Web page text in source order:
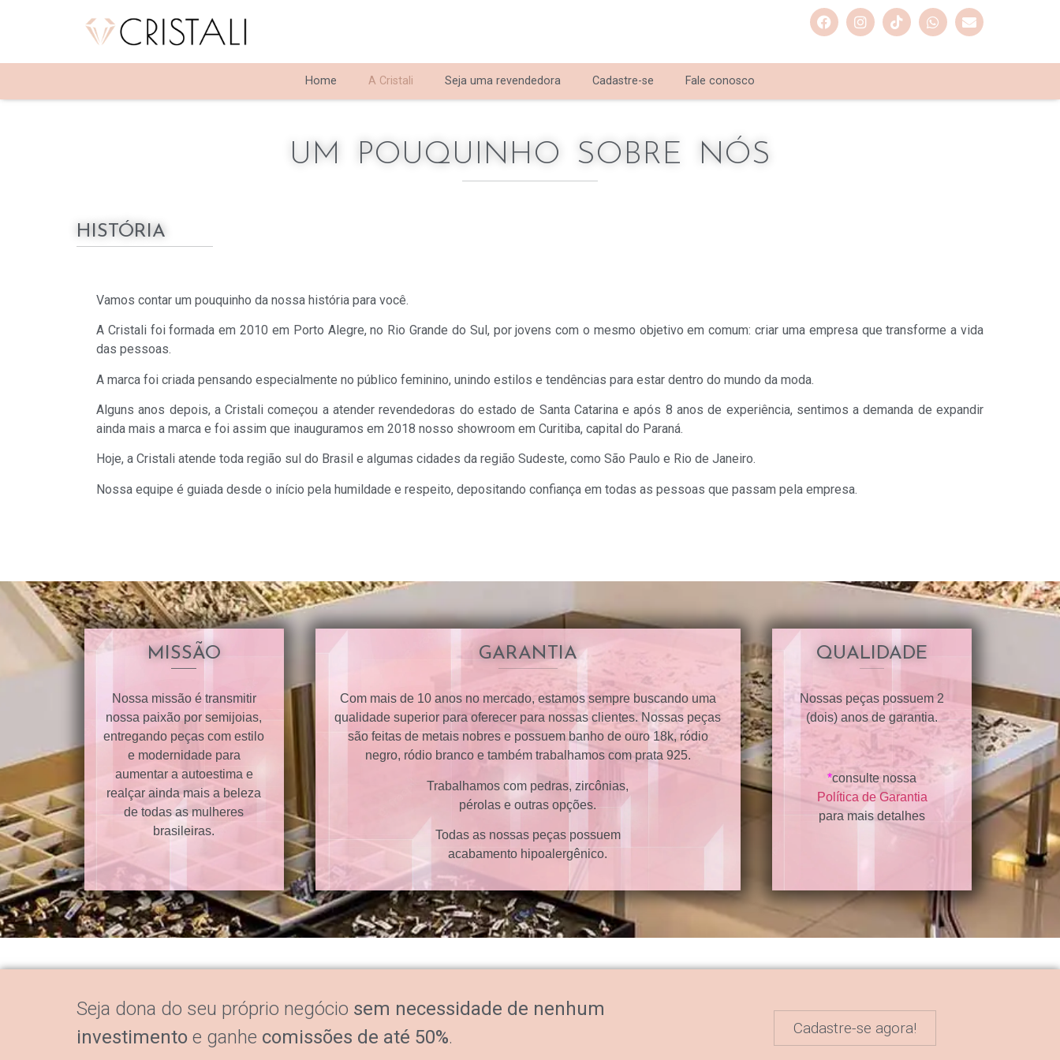
Home A Cristali Seja uma revendedora Cadastre-se Fale conosco
UM POUQUINHO SOBRE NÓS
HISTÓRIA
Vamos contar um pouquinho da nossa história para você.
A Cristali foi formada em 2010 em Porto Alegre, no Rio Grande do Sul, por jovens com o mesmo objetivo em comum: criar uma empresa que transforme a vida
das pessoas.
A marca foi criada pensando especialmente no público feminino, unindo estilos e tendências para estar dentro do mundo da moda.
Alguns anos depois, a Cristali começou a atender revendedoras do estado de Santa Catarina e após 8 anos de experiência, sentimos a demanda de expandir
ainda mais a marca e foi assim que inauguramos em 2018 nosso showroom em Curitiba, capital do Paraná.
Hoje, a Cristali atende toda região sul do Brasil e algumas cidades da região Sudeste, como São Paulo e Rio de Janeiro.
Nossa equipe é guiada desde o início pela humildade e respeito, depositando confiança em todas as pessoas que passam pela empresa.
MISSÃO
Nossa missão é transmitir
nossa paixão por semijoias,
entregando peças com estilo
e modernidade para
aumentar a autoestima e
realçar ainda mais a beleza
de todas as mulheres
brasileiras.
GARANTIA
Com mais de 10 anos no mercado, estamos sempre buscando uma
qualidade superior para oferecer para nossas clientes. Nossas peças
são feitas de metais nobres e possuem banho de ouro 18k, ródio
negro, ródio branco e também trabalhamos com prata 925.
Trabalhamos com pedras, zircônias,
pérolas e outras opções.
Todas as nossas peças possuem
acabamento hipoalergênico.
QUALIDADE
Nossas peças possuem 2
(dois) anos de garantia.
*consulte nossa
Política de Garantia
para mais detalhes
Seja dona do seu próprio negócio sem necessidade de nenhum
investimento e ganhe comissões de até 50%. Cadastre-se agora!